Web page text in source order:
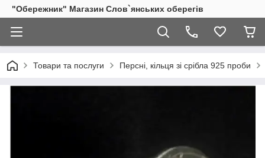
"Обережник" Магазин Слов`янських оберегів
Товари та послуги Персні, кільця зі срібла 925 проби